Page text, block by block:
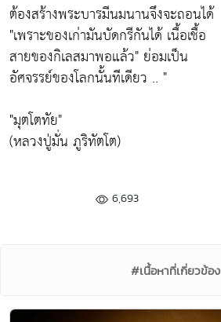
ต้องสร้างพระบารมีนมนานจึงจะถอนได้
"เพราะของเก่ามันบัดกรีกันได้ เนื้อเชื้อ
สายของกิเลสมาพอแล้ว" ย่อมเป็น
อัศจรรย์ของโลกนั้นทีเดียว .. "
"มุตโตทัย"
(หลวงปู่มั่น ภูริทัตโต)
6,693
#เนื้อหาที่เกี่ยวข้อง